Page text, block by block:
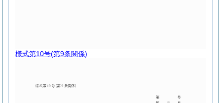
様式第10号(第9条関係)